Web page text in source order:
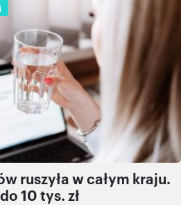
ruszyła w całym kraju.
10 tys. zł